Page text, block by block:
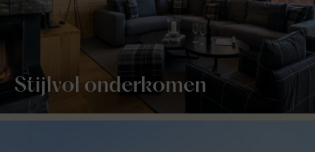
Stijlvol onderkomen